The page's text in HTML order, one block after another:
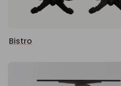
Bistro